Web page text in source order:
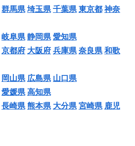
群馬県 埼玉県 千葉県 東京都 神奈
岐阜県 静岡県 愛知県
京都府 大阪府 兵庫県 奈良県 和歌
岡山県 広島県 山口県
愛媛県 高知県
長崎県 熊本県 大分県 宮崎県 鹿児